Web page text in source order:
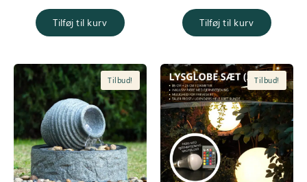
2.450,00 kr..
Tilføj til kurv Tilføj til kurv
Tilbud! Tilbud!